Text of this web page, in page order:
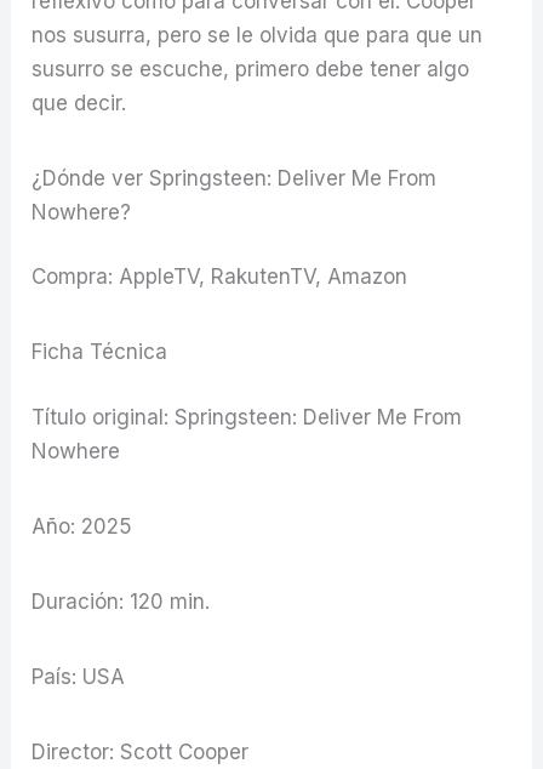
nos susurra, pero se le olvida que para que un
susurro se escuche, primero debe tener algo
que decir.
¿Dónde ver Springsteen: Deliver Me From
Nowhere?
Compra: AppleTV, RakutenTV, Amazon
Ficha Técnica
Título original: Springsteen: Deliver Me From
Nowhere
Año: 2025
Duración: 120 min.
País: USA
Director: Scott Cooper